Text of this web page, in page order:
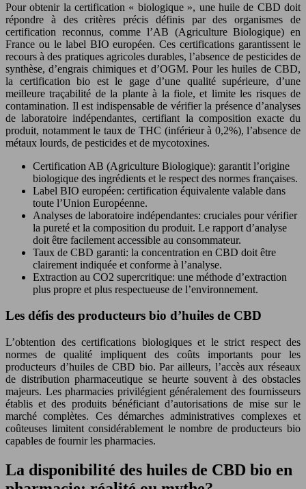
Pour obtenir la certification « biologique », une huile de CBD doit
répondre à des critères précis définis par des organismes de
certification reconnus, comme l’AB (Agriculture Biologique) en
France ou le label BIO européen. Ces certifications garantissent le
recours à des pratiques agricoles durables, l’absence de pesticides de
synthèse, d’engrais chimiques et d’OGM. Pour les huiles de CBD,
la certification bio est le gage d’une qualité supérieure, d’une
meilleure traçabilité de la plante à la fiole, et limite les risques de
contamination. Il est indispensable de vérifier la présence d’analyses
de laboratoire indépendantes, certifiant la composition exacte du
produit, notamment le taux de THC (inférieur à 0,2%), l’absence de
métaux lourds, de pesticides et de mycotoxines.
Certification AB (Agriculture Biologique): garantit l’origine
biologique des ingrédients et le respect des normes françaises.
Label BIO européen: certification équivalente valable dans
toute l’Union Européenne.
Analyses de laboratoire indépendantes: cruciales pour vérifier
la pureté et la composition du produit. Le rapport d’analyse
doit être facilement accessible au consommateur.
Taux de CBD garanti: la concentration en CBD doit être
clairement indiquée et conforme à l’analyse.
Extraction au CO2 supercritique: une méthode d’extraction
plus propre et plus respectueuse de l’environnement.
Les défis des producteurs bio d’huiles de CBD
L’obtention des certifications biologiques et le strict respect des
normes de qualité impliquent des coûts importants pour les
producteurs d’huiles de CBD bio. Par ailleurs, l’accès aux réseaux
de distribution pharmaceutique se heurte souvent à des obstacles
majeurs. Les pharmacies privilégient généralement des fournisseurs
établis et des produits bénéficiant d’autorisations de mise sur le
marché complètes. Ces démarches administratives complexes et
coûteuses limitent considérablement le nombre de producteurs bio
capables de fournir les pharmacies.
La disponibilité des huiles de CBD bio en